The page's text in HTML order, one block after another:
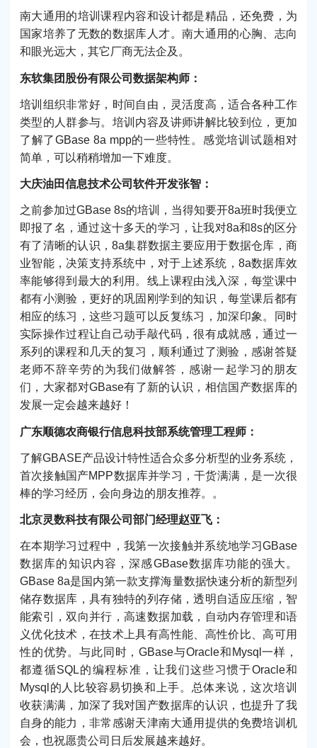
南大通用的培训课程内容和设计都是精品，还免费，为
国家培养了无数的数据库人才。南大通用的心胸、志向
和眼光远大，其它厂商无法企及。
东软集团股份有限公司数据架构师：
培训组织非常好，时间自由，灵活度高，适合各种工作
类型的人群参与。培训内容及讲师讲解比较到位，更加
了解了GBase 8a mpp的一些特性。感觉培训试题相对
简单，可以稍稍增加一下难度。
大庆油田信息技术公司软件开发张智：
之前参加过GBase 8s的培训，当得知要开8a班时我便立
即报了名，通过这十多天的学习，让我对8a和8s的区分
有了清晰的认识，8a集群数据主要应用于数据仓库，商
业智能，决策支持系统中，对于上述系统，8a数据库效
率能够得到最大的利用。线上课程由浅入深，每堂课中
都有小测验，更好的巩固刚学到的知识，每堂课后都有
相应的练习，这些习题可以反复练习，加深印象。同时
实际操作过程让自己动手敲代码，很有成就感，通过一
系列的课程和几天的复习，顺利通过了测验，感谢答疑
老师不辞辛劳的为我们做解答，感谢一起学习的朋友
们，大家都对GBase有了新的认识，相信国产数据库的
发展一定会越来越好！
广东顺德农商银行信息科技部系统管理工程师：
了解GBASE产品设计特性适合众多分析型的业务系统，
首次接触国产MPP数据库并学习，干货满满，是一次很
棒的学习经历，会向身边的朋友推荐。。
北京灵数科技有限公司部门经理赵亚飞：
在本期学习过程中，我第一次接触并系统地学习GBase
数据库的知识内容，深感GBase数据库功能的强大。
GBase 8a是国内第一款支撑海量数据快速分析的新型列
储存数据库，具有独特的列存储，透明自适应压缩，智
能索引，双向并行，高速数据加载，自动内存管理和语
义优化技术，在技术上具有高性能、高性价比、高可用
性的优势。与此同时，GBase与Oracle和Mysql一样，
都遵循SQL的编程标准，让我们这些习惯于Oracle和
Mysql的人比较容易切换和上手。总体来说，这次培训
收获满满，加深了我对国产数据库的认识，也提升了我
自身的能力，非常感谢天津南大通用提供的免费培训机
会，也祝愿贵公司日后发展越来越好。